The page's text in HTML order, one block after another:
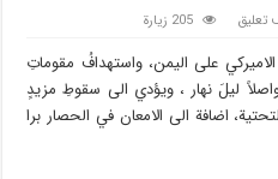
تعليق 205 زيارة
على اليمن، واستهدافُ مقوماتِ
ليلَ نهار ، ويؤدي الى سقوطِ مزيدٍ
اضافة الى الامعان في الحصار برا